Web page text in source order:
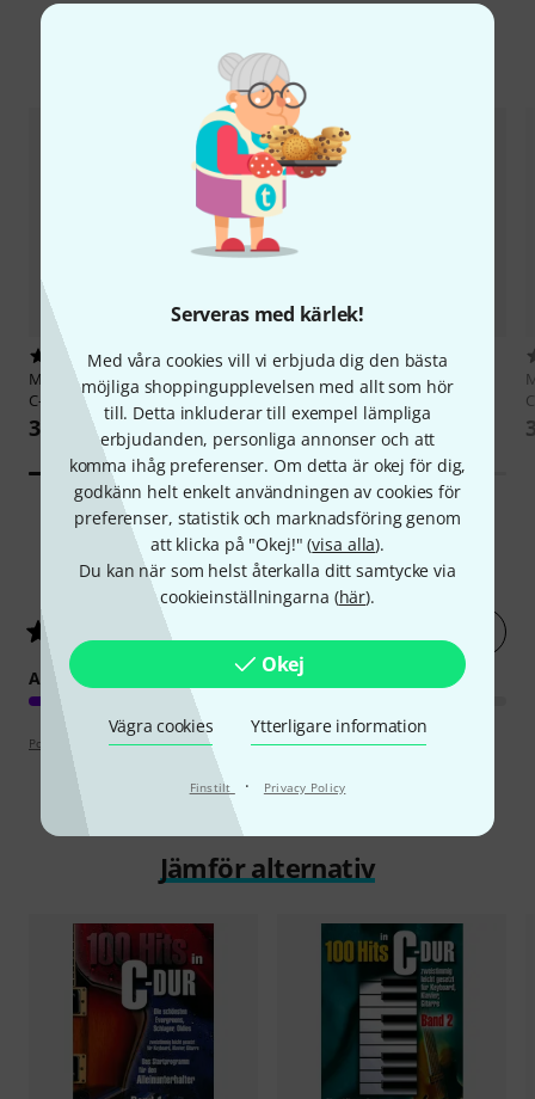
Serveras med kärlek!
Med våra cookies vill vi erbjuda dig den bästa
möjliga shoppingupplevelsen med allt som hör
till. Detta inkluderar till exempel lämpliga
erbjudanden, personliga annonser och att
komma ihåg preferenser. Om detta är okej för dig,
godkänn helt enkelt användningen av cookies för
preferenser, statistik och marknadsföring genom
att klicka på "Okej!" (visa alla).
Du kan när som helst återkalla ditt samtycke via
cookieinställningarna (här).
Okej
Vägra cookies Ytterligare information
Finstilt · Privacy Policy
Tillbehör & matchande produkter
26
Musikverlag Hildner100 Hits in
C-Dur 1
385 kr
18
Musikverlag Hildner Der
Alleinunterhalter
435 kr
21Kundbetyg
ARRANGEMANG
Poängpolicy
Jämför alternativ